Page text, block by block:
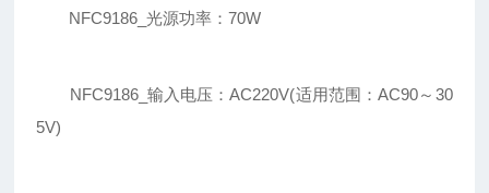
NFC9186_光源功率：70W
NFC9186_输入电压：AC220V(适用范围：AC90～30
5V)